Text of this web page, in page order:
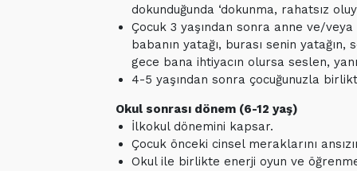
dokunduğunda ‘dokunma, rahatsız
Çocuk 3 yaşından sonra anne ve/
babanın yatağı, burası senin
gece bana ihtiyacın olursa seslen,
4-5 yaşından sonra çocuğunuzla
Okul sonrası dönem (6-12 yaş)
İlkokul dönemini kapsar.
Çocuk önceki cinsel meraklarını
Okul ile birlikte enerji oyun ve